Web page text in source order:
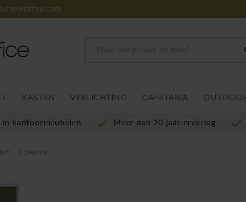
KASTEN VERLICHTING CAFETARIA
in kantoormeubelen Meer dan 20 jaar ervaring
- 2 deuren